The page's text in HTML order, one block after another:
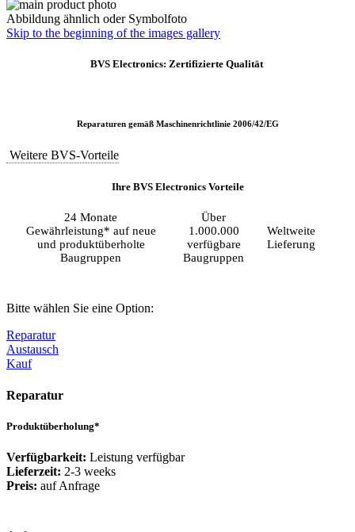
Abbildung ähnlich oder Symbolfoto
Skip to the beginning of the images gallery
BVS Electronics: Zertifizierte Qualität
Reparaturen gemäß Maschinenrichtlinie 2006/42/EG
Weitere BVS-Vorteile
Ihre BVS Electronics Vorteile
24 Monate
Gewährleistung* auf neue
und produktüberholte
Baugruppen
Über
1.000.000
verfügbare
Baugruppen
Weltweite
Lieferung
Bitte wählen Sie eine Option:
Reparatur
Austausch
Kauf
Reparatur
Produktüberholung*
Verfügbarkeit: Leistung verfügbar
Lieferzeit: 2-3 weeks
Preis: auf Anfrage